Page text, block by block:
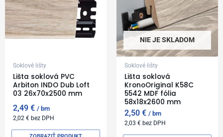
Soklové lišty
Lišta soklová PVC
Arbiton INDO Dub Loft
03 26x70x2500 mm
2,49€ bm
2,02€ bez DPH
NIE JE SKLADOM
Soklové lišty
Lišta soklová
KronoOriginal K58C
5542 MDF fólia
58x18x2600 mm
2,50€ bm
2,03€ bez DPH